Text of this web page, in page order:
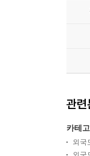
관련
카테
외국